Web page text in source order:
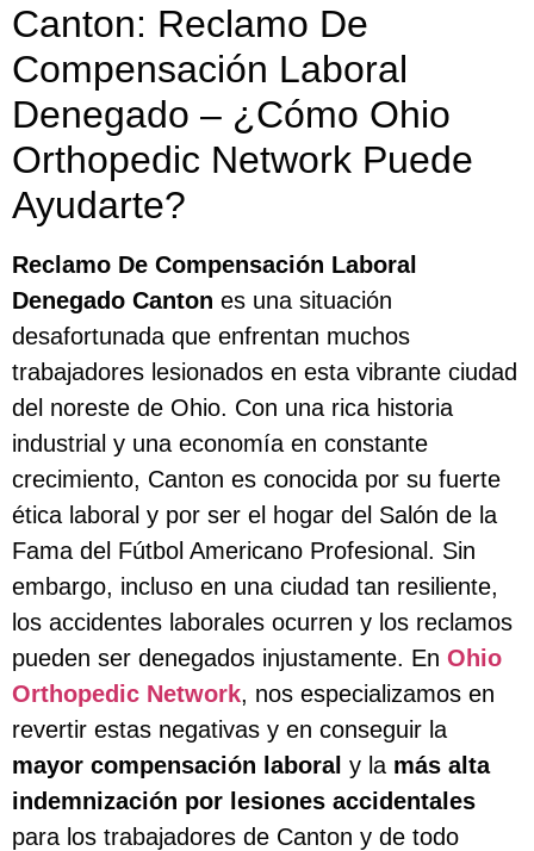
Canton: Reclamo De
Compensación Laboral
Denegado – ¿Cómo Ohio
Orthopedic Network Puede
Ayudarte?
Reclamo De Compensación Laboral
Denegado Canton es una situación
desafortunada que enfrentan muchos
trabajadores lesionados en esta vibrante ciudad
del noreste de Ohio. Con una rica historia
industrial y una economía en constante
crecimiento, Canton es conocida por su fuerte
ética laboral y por ser el hogar del Salón de la
Fama del Fútbol Americano Profesional. Sin
embargo, incluso en una ciudad tan resiliente,
los accidentes laborales ocurren y los reclamos
pueden ser denegados injustamente. En Ohio
Orthopedic Network, nos especializamos en
revertir estas negativas y en conseguir la
mayor compensación laboral y la más alta
indemnización por lesiones accidentales
para los trabajadores de Canton y de todo